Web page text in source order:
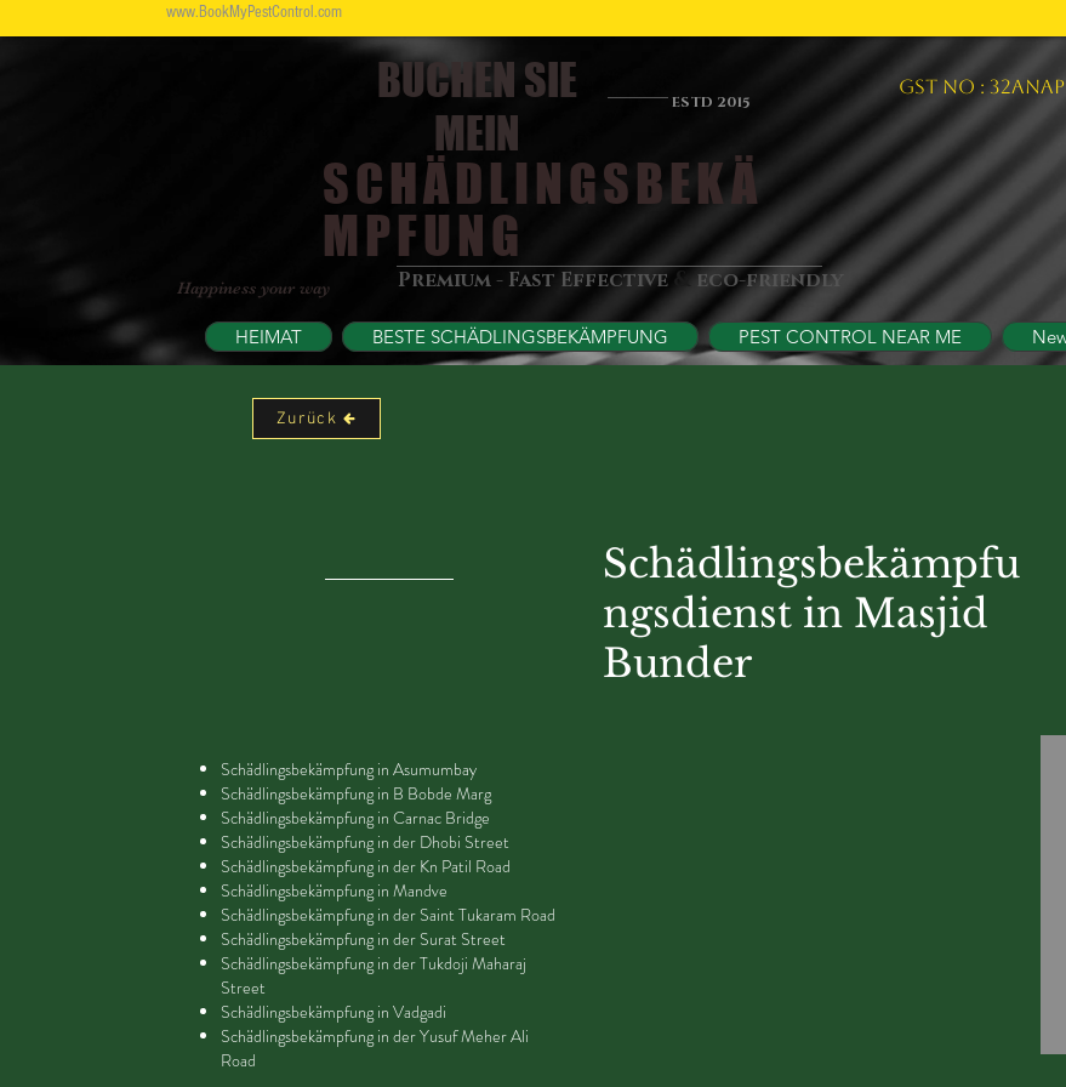
www.BookMyPestControl.com
SCHÄDLINGSBEKÄ
MPFUNG
BUCHEN SIE
MEIN
ESTD 2015
Premium - Fast Effective &eco-friendly
Happiness your way
GST NO :
HEIMAT BESTE SCHÄDLINGSBEKÄMPFUNG PEST CONTROL NEAR ME
Zurück
Schädlingsbekämpfung in Asumumbay
Schädlingsbekämpfung in B Bobde Marg
Schädlingsbekämpfung in Carnac Bridge
Schädlingsbekämpfung in der Dhobi Street
Schädlingsbekämpfung in der Kn Patil Road
Schädlingsbekämpfung in Mandve
Schädlingsbekämpfung in der Saint Tukaram Road
Schädlingsbekämpfung in der Surat Street
Schädlingsbekämpfung in der Tukdoji Maharaj
Street
Schädlingsbekämpfung in Vadgadi
Schädlingsbekämpfung in der Yusuf Meher Ali
Road
Schädlingsbekämpfu
ngsdienst in Masjid
Bunder